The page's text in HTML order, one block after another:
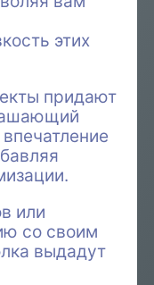
этих
придают
или
со своим
выдадут